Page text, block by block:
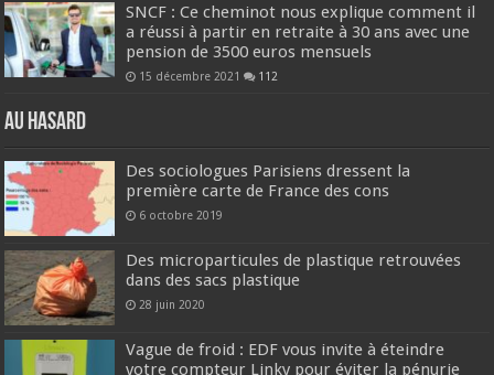
SNCF : Ce cheminot nous explique comment il
a réussi à partir en retraite à 30 ans avec une
pension de 3500 euros mensuels
15 décembre 2021 112
Au hasard
Des sociologues Parisiens dressent la
première carte de France des cons
6 octobre 2019
Des microparticules de plastique retrouvées
dans des sacs plastique
28 juin 2020
Vague de froid : EDF vous invite à éteindre
votre compteur Linky pour éviter la pénurie